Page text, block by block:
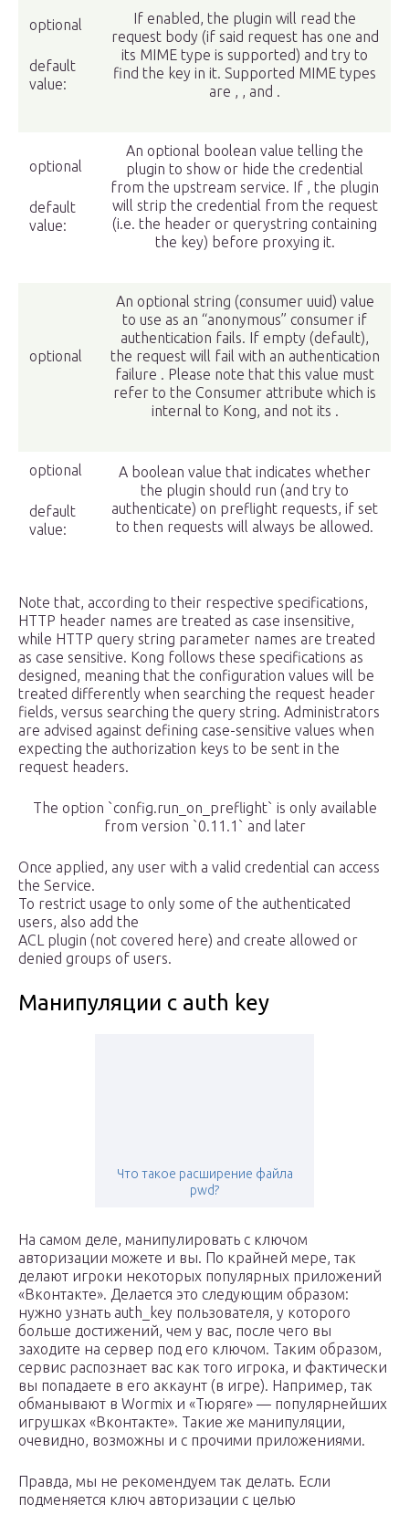
optional
default
value:
If enabled, the plugin will read the
request body (if said request has one and
its MIME type is supported) and try to
find the key in it. Supported MIME types
are , , and .
optional
default
value:
An optional boolean value telling the
plugin to show or hide the credential
from the upstream service. If , the plugin
will strip the credential from the request
(i.e. the header or querystring containing
the key) before proxying it.
optional
An optional string (consumer uuid) value
to use as an “anonymous” consumer if
authentication fails. If empty (default),
the request will fail with an authentication
failure . Please note that this value must
refer to the Consumer attribute which is
internal to Kong, and not its .
optional
default
value:
A boolean value that indicates whether
the plugin should run (and try to
authenticate) on preflight requests, if set
to then requests will always be allowed.
Note that, according to their respective specifications,
HTTP header names are treated as case insensitive,
while HTTP query string parameter names are treated
as case sensitive. Kong follows these specifications as
designed, meaning that the configuration values will be
treated differently when searching the request header
fields, versus searching the query string. Administrators
are advised against defining case-sensitive values when
expecting the authorization keys to be sent in the
request headers.
The option `config.run_on_preflight` is only available
from version `0.11.1` and later
Once applied, any user with a valid credential can access
the Service.
To restrict usage to only some of the authenticated
users, also add the
ACL plugin (not covered here) and create allowed or
denied groups of users.
Манипуляции с auth key
Что такое расширение файла
pwd?
На самом деле, манипулировать с ключом
авторизации можете и вы. По крайней мере, так
делают игроки некоторых популярных приложений
«Вконтакте». Делается это следующим образом:
нужно узнать auth_key пользователя, у которого
больше достижений, чем у вас, после чего вы
заходите на сервер под его ключом. Таким образом,
сервис распознает вас как того игрока, и фактически
вы попадаете в его аккаунт (в игре). Например, так
обманывают в Wormix и «Тюряге» — популярнейших
игрушках «Вконтакте». Такие же манипуляции,
очевидно, возможны и с прочими приложениями.
Правда, мы не рекомендуем так делать. Если
подменяется ключ авторизации с целью